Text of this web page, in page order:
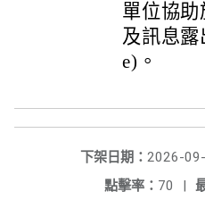
單位協
及訊息
e)。
下架日期： 2026-
點擊率： 70 |